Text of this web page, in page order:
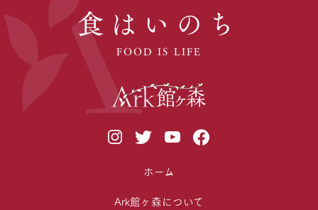
食はいのち
FOOD IS LIFE
ホーム
Ark館ヶ森について